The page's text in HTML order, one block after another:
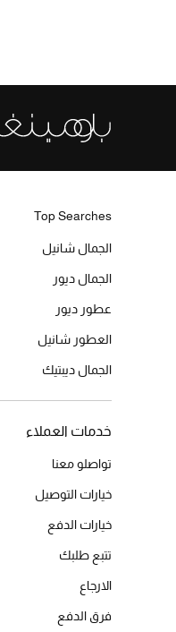
Top Searches
الجمال شانيل
الجمال ديور
عطور ديور
العطور شانيل
الجمال ديبتيك
خدمات العملاء
تواصلو معنا
خيارات التوصيل
خيارات الدفع
تتبع طلبك
الارجاع
فرق الدفع